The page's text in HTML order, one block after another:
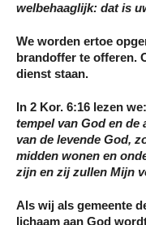
welbehaaglijk: dat is
We worden ertoe
brandoffer te offeren.
dienst staan.
In 2 Kor. 6:16 lezen we:
tempel van God en de
van de levende God,
midden wonen en
zijn en zij zullen Mijn
Als wij als gemeente
lichaam aan God